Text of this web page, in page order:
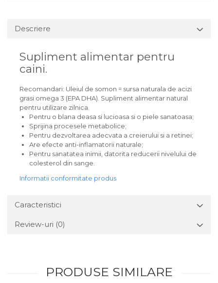
Descriere
Supliment alimentar pentru
caini.
Recomandari: Uleiul de somon = sursa naturala de acizi
grasi omega 3 (EPA DHA). Supliment alimentar natural
pentru utilizare zilnica.
Pentru o blana deasa si lucioasa si o piele sanatoasa;
Sprijina procesele metabolice;
Pentru dezvoltarea adecvata a creierului si a retinei;
Are efecte anti-inflamatorii naturale;
Pentru sanatatea inimii, datorita reducerii nivelului de
colesterol din sange.
Informatii conformitate produs
Caracteristici
Review-uri (0)
PRODUSE SIMILARE